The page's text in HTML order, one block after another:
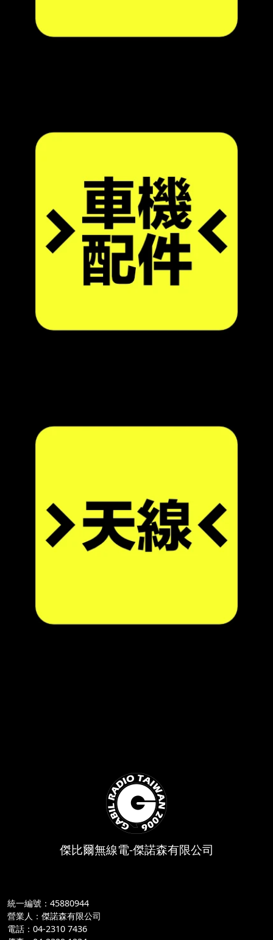
傑比爾無線電-傑諾森有限公司
統一編號：45880944
營業人：傑諾森有限公司
電話：04-2310 7436